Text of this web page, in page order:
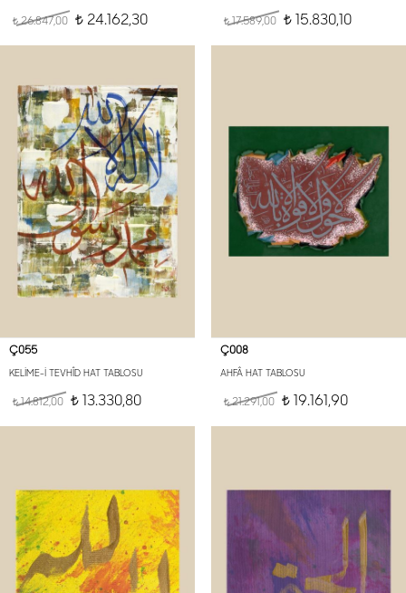
t26.847,00 t 24.162,30 t17.589,00 t15.830,10
Ç055
KELİME-İ TEVHÎD HAT TABLOSU
t14.812,00 t 13.330,80
Ç008
AHFÂ HAT TABLOSU
t21.291,00 t19.161,90